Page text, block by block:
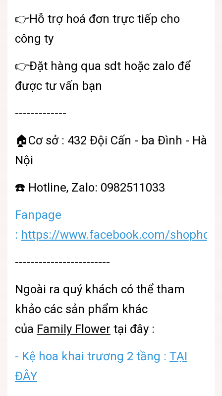
👉Hỗ trợ hoá đơn trực tiếp cho
công ty
👉Đặt hàng qua sdt hoặc zalo để
được tư vấn bạn
-------------
🏠Cơ sở : 432 Đội Cấn - ba Đình - Hà
Nội
☎️ Hotline, Zalo: 0982511033
Fanpage
: https://www.facebook.com/
------------------------
Ngoài ra quý khách có thể tham
khảo các sản phẩm khác
của Family Flower tại đây :
- Kệ hoa khai trương 2 tầng : TẠI
ĐÂY